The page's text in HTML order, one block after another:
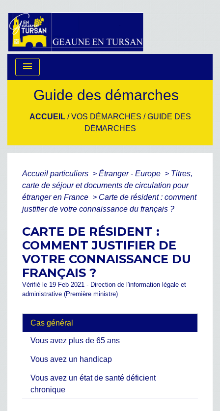
menu
Guide des démarches
ACCUEIL/VOS DÉMARCHES /GUIDE DES
DÉMARCHES
Accueil particuliers > Étranger - Europe > Titres,
carte de séjour et documents de circulation pour
étranger en France > Carte de résident : comment
justifier de votre connaissance du français ?
CARTE DE RÉSIDENT :
COMMENT JUSTIFIER DE
VOTRE CONNAISSANCE DU
FRANÇAIS ?
Vérifié le 19 Feb 2021 - Direction de l'information légale et
administrative (Première ministre)
Cas général
Vous avez plus de 65 ans
Vous avez un handicap
Vous avez un état de santé déficient
chronique